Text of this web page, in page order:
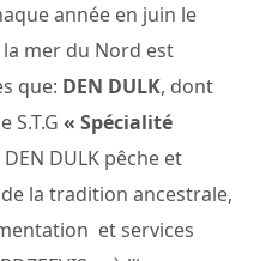
année en juin le
mer du Nord est
que: DEN DULK, dont
S.T.G « Spécialité
DULK pêche et
la tradition ancestrale,
et services